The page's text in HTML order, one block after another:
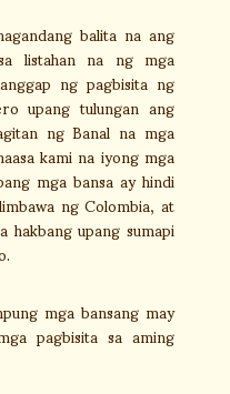
balita na ang
listahan na ng mga
ng pagbisita ng
upang tulungan ang
ng Banal na mga
kami na iyong mga
mga bansa ay hindi
ng Colombia, at
upang sumapi
mga bansang may
pagbisita sa aming